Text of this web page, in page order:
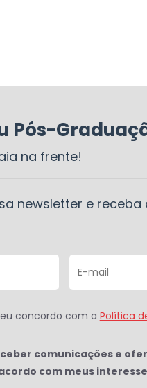
Pós-
na frente!
newsletter e
concordo com a Política
comunicações e
com meus